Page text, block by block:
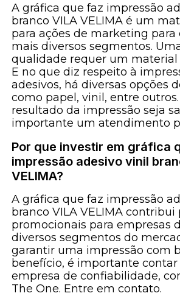
A gráfica que faz impressão
branco VILA VELIMA é um
para ações de marketing para
mais diversos segmentos.
qualidade requer um material
E no que diz respeito à
adesivos, há diversas opções
como papel, vinil, entre
resultado da impressão seja
importante um atendimento
Por que investir em gráfica
impressão adesivo vinil
VELIMA?
A gráfica que faz impressão
branco VILA VELIMA contribui
promocionais para empresas
diversos segmentos do
garantir uma impressão com
benefício, é importante
empresa de confiabilidade,
The One. Entre em contato.